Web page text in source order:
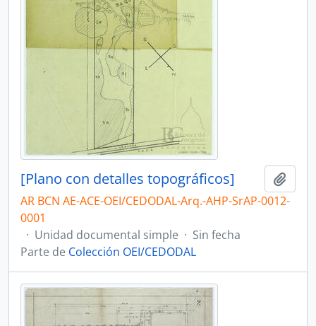
[Plano con detalles topográficos]
AR BCN AE-ACE-OEI/CEDODAL-Arq.-AHP-SrAP-0012-
0001
· Unidad documental simple · Sin fecha
Parte de Colección OEI/CEDODAL